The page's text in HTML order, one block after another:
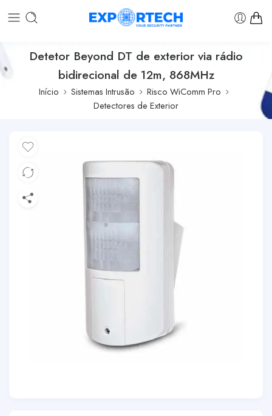
Detetor Beyond DT de exterior via rádio
bidirecional de 12m, 868MHz
Início Sistemas Intrusão
Risco WiComm Pro
Detectores de Exterior